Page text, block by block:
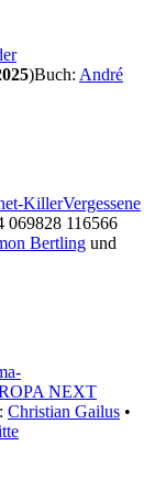
)Buch: André
KillerVergessene
069828 116566
Bertling und
NEXT
Christian Gailus •